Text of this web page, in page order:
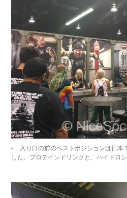
入り口の前のベストポジションは日
した。プロテインドリンクと、ハイドロ